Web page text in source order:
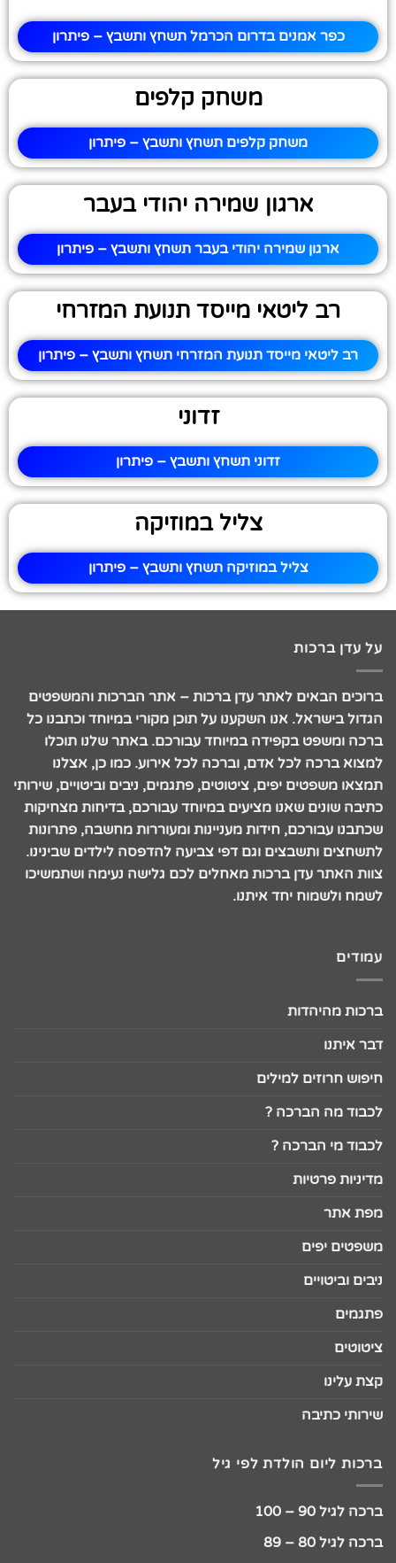
כפר אמנים בדרום הכרמל תשחץ ותשבץ – פיתרון
משחק קלפים
משחק קלפים תשחץ ותשבץ – פיתרון
ארגון שמירה יהודי בעבר
ארגון שמירה יהודי בעבר תשחץ ותשבץ – פיתרון
רב ליטאי מייסד תנועת המזרחי
רב ליטאי מייסד תנועת המזרחי תשחץ ותשבץ – פיתרון
זדוני
זדוני תשחץ ותשבץ – פיתרון
צליל במוזיקה
צליל במוזיקה תשחץ ותשבץ – פיתרון
על עדן ברכות
ברוכים הבאים לאתר עדן ברכות – אתר הברכות והמשפטים
הגדול בישראל. אנו השקענו על תוכן מקורי במיוחד וכתבנו כל
ברכה ומשפט בקפידה במיוחד עבורכם. באתר שלנו תוכלו
למצוא ברכה לכל אדם, וברכה לכל אירוע. כמו כן, אצלנו
תמצאו משפטים יפים, ציטוטים, פתגמים, ניבים וביטויים, שירותי
כתיבה שונים שאנו מציעים במיוחד עבורכם, בדיחות מצחיקות
שכתבנו עבורכם, חידות מעניינות ומעוררות מחשבה, פתרונות
לתשחצים ותשבצים וגם דפי צביעה להדפסה לילדים שבינינו.
צוות האתר עדן ברכות מאחלים לכם גלישה נעימה ושתמשיכו
לשמח ולשמוח יחד איתנו.
עמודים
ברכות מהיהדות
דבר איתנו
חיפוש חרוזים למילים
לכבוד מה הברכה ?
לכבוד מי הברכה ?
מדיניות פרטיות
מפת אתר
משפטים יפים
ניבים וביטויים
פתגמים
ציטוטים
קצת עלינו
שירותי כתיבה
ברכות ליום הולדת לפי גיל
ברכה לגיל 90 – 100
ברכה לגיל 80 – 89